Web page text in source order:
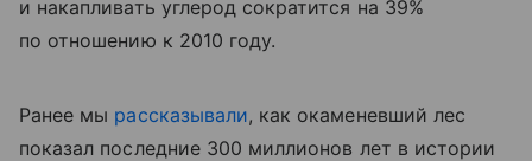
и накапливать углерод сократится на 39%
по отношению к 2010 году.
Ранее мы рассказывали, как окаменевший лес
показал последние 300 миллионов лет в истории